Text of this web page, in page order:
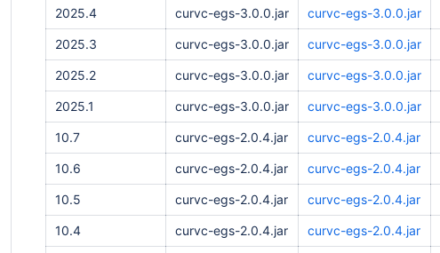
2025.4 curvc-egs-3.0.0.jar curvc-egs-3.0.0.jar
2025.3 curvc-egs-3.0.0.jar curvc-egs-3.0.0.jar
2025.2 curvc-egs-3.0.0.jar curvc-egs-3.0.0.jar
2025.1 curvc-egs-3.0.0.jar curvc-egs-3.0.0.jar
10.7 curvc-egs-2.0.4.jar curvc-egs-2.0.4.jar
10.6 curvc-egs-2.0.4.jar curvc-egs-2.0.4.jar
10.5 curvc-egs-2.0.4.jar curvc-egs-2.0.4.jar
10.4 curvc-egs-2.0.4.jar curvc-egs-2.0.4.jar